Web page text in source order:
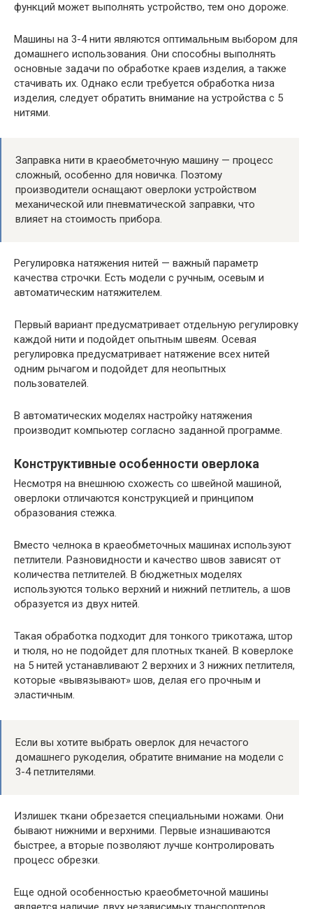
функций может выполнять устройство, тем оно дороже.
Машины на 3-4 нити являются оптимальным выбором для
домашнего использования. Они способны выполнять
основные задачи по обработке краев изделия, а также
стачивать их. Однако если требуется обработка низа
изделия, следует обратить внимание на устройства с 5
нитями.
Заправка нити в краеобметочную машину — процесс
сложный, особенно для новичка. Поэтому
производители оснащают оверлоки устройством
механической или пневматической заправки, что
влияет на стоимость прибора.
Регулировка натяжения нитей — важный параметр
качества строчки. Есть модели с ручным, осевым и
автоматическим натяжителем.
Первый вариант предусматривает отдельную регулировку
каждой нити и подойдет опытным швеям. Осевая
регулировка предусматривает натяжение всех нитей
одним рычагом и подойдет для неопытных
пользователей.
В автоматических моделях настройку натяжения
производит компьютер согласно заданной программе.
Конструктивные особенности оверлока
Несмотря на внешнюю схожесть со швейной машиной,
оверлоки отличаются конструкцией и принципом
образования стежка.
Вместо челнока в краеобметочных машинах используют
петлители. Разновидности и качество швов зависят от
количества петлителей. В бюджетных моделях
используются только верхний и нижний петлитель, а шов
образуется из двух нитей.
Такая обработка подходит для тонкого трикотажа, штор
и тюля, но не подойдет для плотных тканей. В коверлоке
на 5 нитей устанавливают 2 верхних и 3 нижних петлителя,
которые «вывязывают» шов, делая его прочным и
эластичным.
Если вы хотите выбрать оверлок для нечастого
домашнего рукоделия, обратите внимание на модели с
3-4 петлителями.
Излишек ткани обрезается специальными ножами. Они
бывают нижними и верхними. Первые изнашиваются
быстрее, а вторые позволяют лучше контролировать
процесс обрезки.
Еще одной особенностью краеобметочной машины